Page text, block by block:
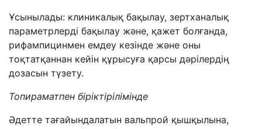
Ұсынылады: клиникалық бақылау, зертханалық
параметрлерді бақылау және, қажет болғанда,
рифампицинмен емдеу кезінде және оны
тоқтатқаннан кейін құрысуға қарсы дәрілердің
дозасын түзету.
Топираматпен біріктірілімінде
Әдетте тағайындалатын вальпрой қышқылына,